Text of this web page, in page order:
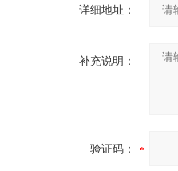
详细地址：
补充说明：
验证码：